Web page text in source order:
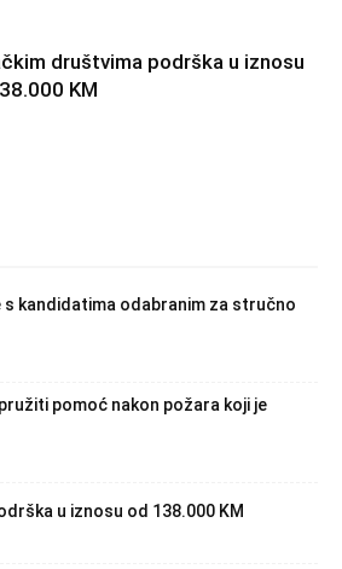
društvima podrška u iznosu
KM
s kandidatima odabranim za stručno
pomoć nakon požara koji je
u iznosu od 138.000 KM